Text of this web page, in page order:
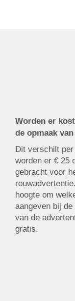
Worden er
de opmaak
Dit verschilt
worden er € 25
gebracht voor
hoogte om
aangeven bij
van de
gratis.